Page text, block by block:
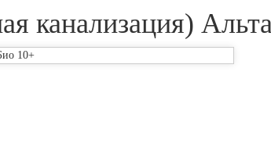
канализация)